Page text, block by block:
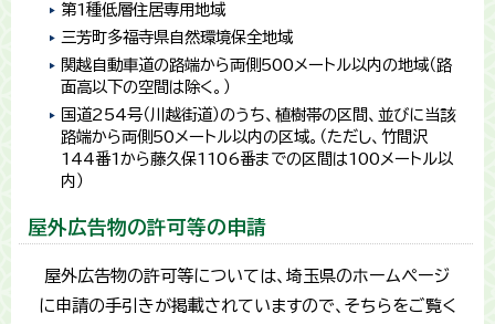
第1種低層住居専用地域
三芳町多福寺県自然環境保全地域
関越自動車道の路端から両側500メートル以内の地域（路
面高以下の空間は除く。）
国道254号（川越街道）のうち、植樹帯の区間、並びに当該
路端から両側50メートル以内の区域。（ただし、竹間沢
144番1から藤久保1106番までの区間は100メートル以
内）
屋外広告物の許可等の申請
屋外広告物の許可等については、埼玉県のホームページ
に申請の手引きが掲載されていますので、そちらをご覧く